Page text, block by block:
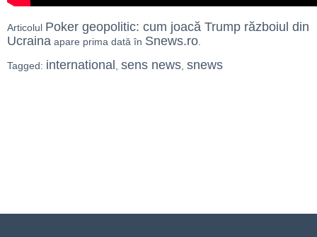
Articolul Poker geopolitic: cum joacă Trump războiul din
Ucraina apare prima dată în Snews.ro
Tagged: international sens news snews